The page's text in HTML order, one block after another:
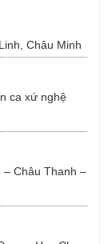
Châu Minh
ca xứ nghệ
Châu Thanh –